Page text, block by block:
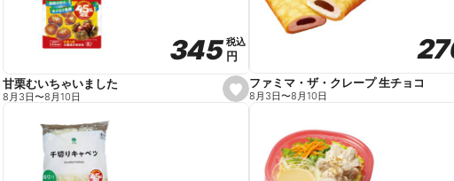
s
e
345
345税込
税込
円
円
甘栗むいちゃいました
8月3日〜8月10日
ファミマ・ザ・クレープ 生チョコ
8月3日〜8月10日